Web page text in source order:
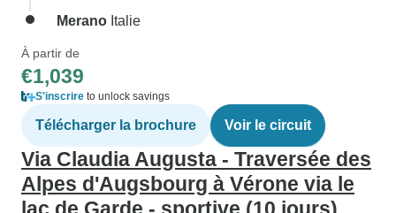
Merano Italie
À partir de
€1,039
S'inscrire to unlock savings
Télécharger la brochure Voir le circuit
Via Claudia Augusta - Traversée des
Alpes d'Augsbourg à Vérone via le